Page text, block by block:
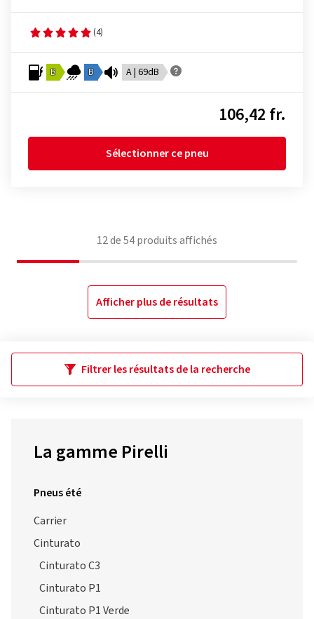
(4)
B B A | 69dB
106,42 fr.
Sélectionner ce pneu
12de54produits affichés
Afficher plus de résultats
Filtrer les résultats de la recherche
La gamme Pirelli
Pneus été
Carrier
Cinturato
Cinturato C3
Cinturato P1
Cinturato P1 Verde